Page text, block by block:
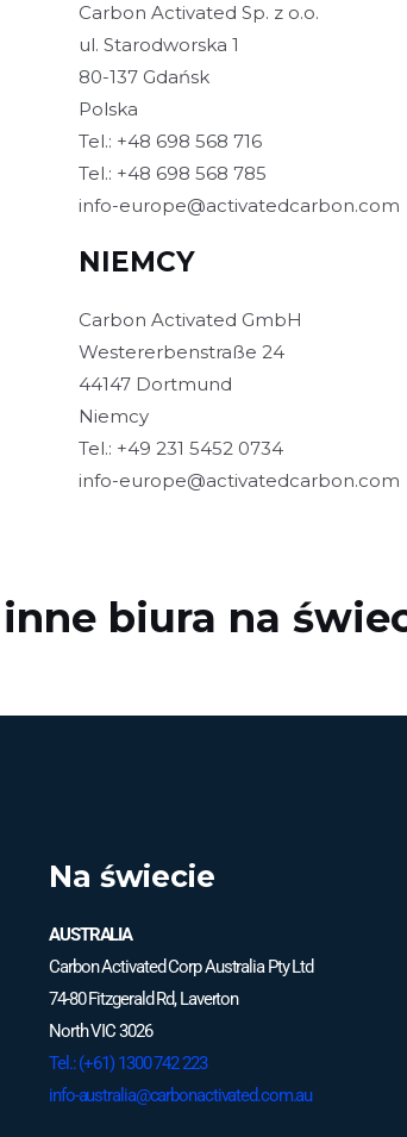
Carbon Activated Sp. z o.o.
ul. Starodworska 1
80-137 Gdańsk
Polska
Tel.: +48 698 568 716
Tel.: +48 698 568 785
info-europe@activatedcarbon.com
NIEMCY
Carbon Activated GmbH
Westererbenstraße 24
44147 Dortmund
Niemcy
Tel.: +49 231 5452 0734
info-europe@activatedcarbon.com
biura na
Na świecie
AUSTRALIA
Carbon Activated Corp Australia Pty Ltd
74-80 Fitzgerald Rd, Laverton
North VIC 3026
Tel.: (+61) 1300 742 223
info-australia@carbonactivated.com.au